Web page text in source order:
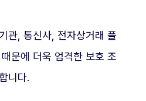
관, 통신사, 전자상거래 플
문에 더욱 엄격한 보호 조
니다.